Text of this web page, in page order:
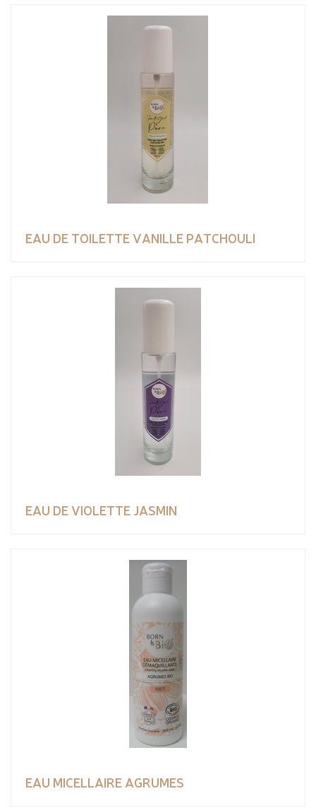
EAU DE TOILETTE VANILLE PATCHOULI
EAU DE VIOLETTE JASMIN
EAU MICELLAIRE AGRUMES